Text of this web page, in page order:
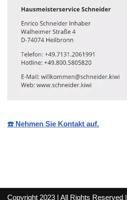
☎️ Nehmen Sie Kontakt auf.
Copyright 2023 | All Rights Reserved |